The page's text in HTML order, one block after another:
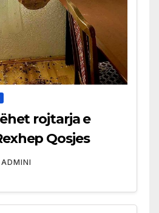
rojtarja e
Qosjes
ADMINI